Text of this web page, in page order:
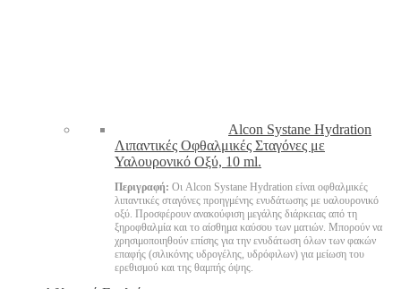
Alcon Systane Hydration
Λιπαντικές Οφθαλμικές Σταγόνες με
Υαλουρονικό Οξύ, 10 ml.
Περιγραφή: Οι Alcon Systane Hydration είναι οφθαλμικές
λιπαντικές σταγόνες προηγμένης ενυδάτωσης με υαλουρονικό
οξύ. Προσφέρουν ανακούφιση μεγάλης διάρκειας από τη
ξηροφθαλμία και το αίσθημα καύσου των ματιών. Μπορούν να
χρησιμοποιηθούν επίσης για την ενυδάτωση όλων των φακών
επαφής (σιλικόνης υδρογέλης, υδρόφιλων) για μείωση του
ερεθισμού και της θαμπής όψης.